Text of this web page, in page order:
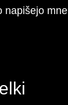
napišejo